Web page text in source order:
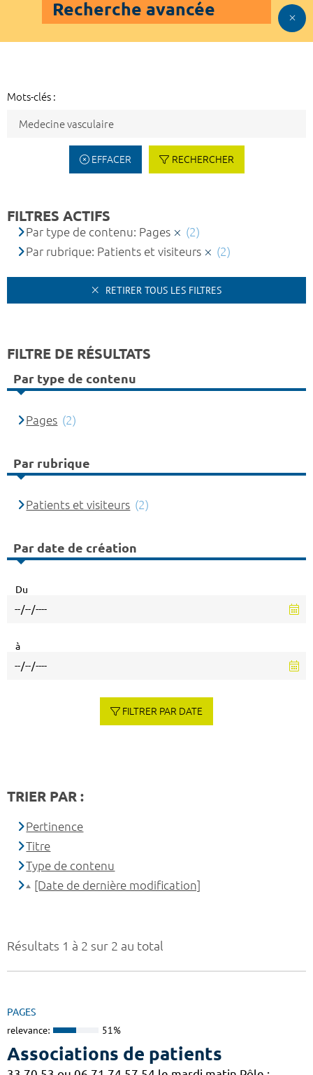
Recherche avancée
Mots-clés :
EFFACER RECHERCHER
Résultats 1 à 2 sur 2 au total
PAGES
relevance: 51%
Associations de patients
FILTRES ACTIFS
Par type de contenu: Pages
(2)
Par rubrique: Patients et visiteurs
(2)
RETIRER TOUS LES FILTRES
FILTRE DE RÉSULTATS
Par type de contenu
Pages (2)
Par rubrique
Patients et visiteurs (2)
Par date de création
Du
à
FILTRER PAR DATE
TRIER PAR :
Pertinence
Titre
Type de contenu
[Date de dernière modification]